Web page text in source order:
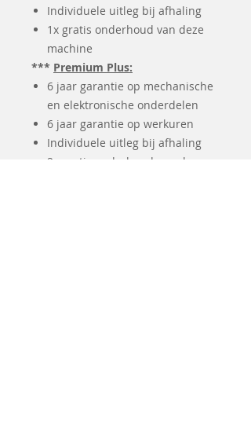
Individuele uitleg bij afhaling
1x gratis onderhoud van deze
machine
*** Premium Plus:
6 jaar garantie op mechanische
en elektronische onderdelen
6 jaar garantie op werkuren
Individuele uitleg bij afhaling
2x gratis onderhoud van deze